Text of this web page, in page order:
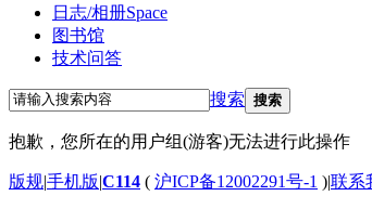
日志/相册Space
图书馆
技术问答
搜索 搜索
抱歉，您所在的用户组(游客)无法进行此操作
版规|手机版|C114 ( 沪ICP备12002291号-1 )|联系